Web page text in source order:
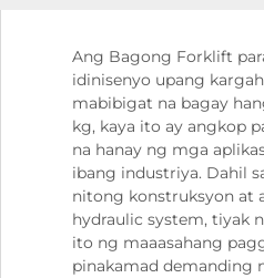
Ang Bagong Forklift
idinisenyo upang
mabibigat na bagay
kg, kaya ito ay angkop
na hanay ng mga
ibang industriya. Dahil
nitong konstruksyon at
hydraulic system, tiyak
ito ng maaasahang
pinakamad demanding